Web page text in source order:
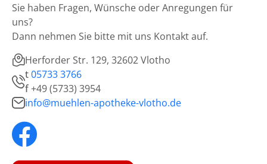
Sie haben Fragen, Wünsche oder Anregungen für
uns?
Dann nehmen Sie bitte mit uns Kontakt auf.
Herforder Str. 129, 32602 Vlotho
t05733 3766
f+49 (5733) 3954
info@muehlen-apotheke-vlotho.de